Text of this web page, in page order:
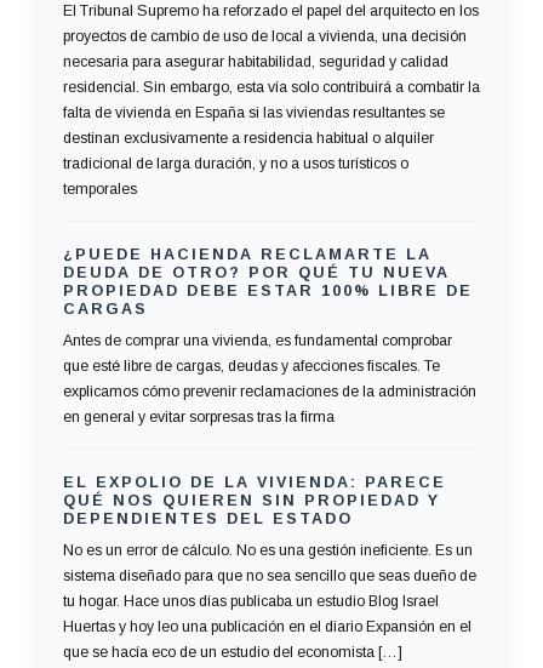
El Tribunal Supremo ha reforzado el papel del arquitecto en los
proyectos de cambio de uso de local a vivienda, una decisión
necesaria para asegurar habitabilidad, seguridad y calidad
residencial. Sin embargo, esta vía solo contribuirá a combatir la
falta de vivienda en España si las viviendas resultantes se
destinan exclusivamente a residencia habitual o alquiler
tradicional de larga duración, y no a usos turísticos o
temporales
¿PUEDE HACIENDA RECLAMARTE LA
DEUDA DE OTRO? POR QUÉ TU NUEVA
PROPIEDAD DEBE ESTAR 100% LIBRE DE
CARGAS
Antes de comprar una vivienda, es fundamental comprobar
que esté libre de cargas, deudas y afecciones fiscales. Te
explicamos cómo prevenir reclamaciones de la administración
en general y evitar sorpresas tras la firma
EL EXPOLIO DE LA VIVIENDA: PARECE
QUÉ NOS QUIEREN SIN PROPIEDAD Y
DEPENDIENTES DEL ESTADO
No es un error de cálculo. No es una gestión ineficiente. Es un
sistema diseñado para que no sea sencillo que seas dueño de
tu hogar. Hace unos días publicaba un estudio Blog Israel
Huertas y hoy leo una publicación en el diario Expansión en el
que se hacía eco de un estudio del economista […]